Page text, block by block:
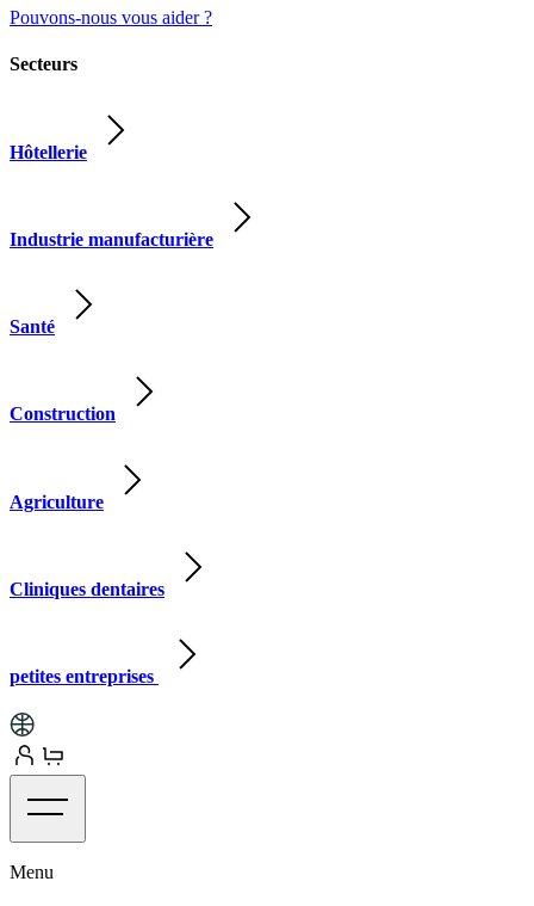
Pouvons-nous vous aider ?
Secteurs
Hôtellerie
Industrie manufacturière
Santé
Construction
Agriculture
Cliniques dentaires
petites entreprises
Menu